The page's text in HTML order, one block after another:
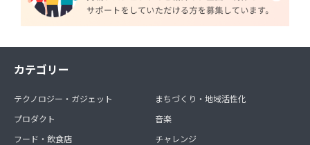
カテゴリー
テクノロジー・ガジェット
プロダクト
フード・飲食店
まちづくり・地域活性化
音楽
チャレンジ